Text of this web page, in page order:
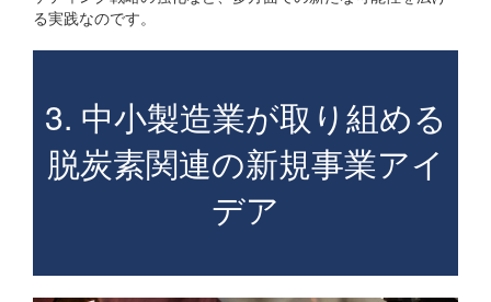
る実践なのです。
3. 中小製造業が取り組める
脱炭素関連の新規事業アイ
デア